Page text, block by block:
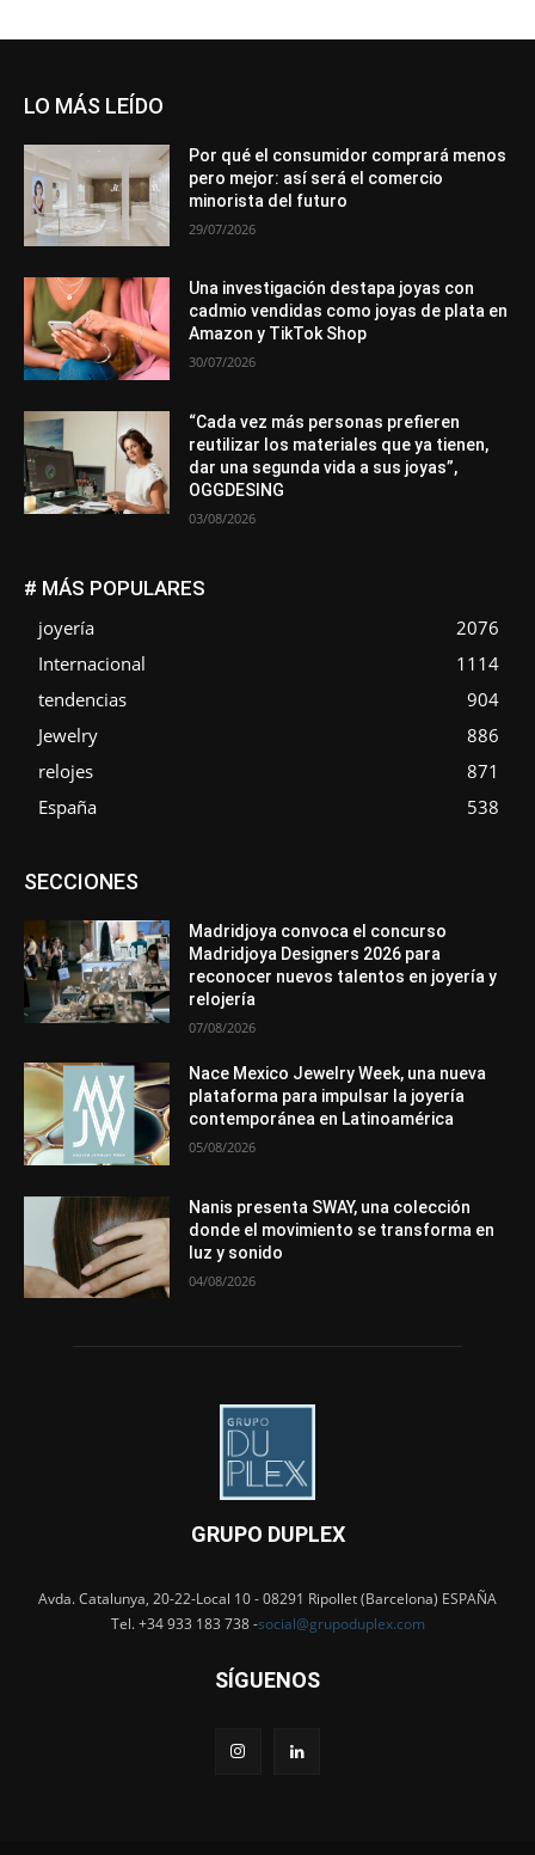
LO MÁS LEÍDO
Por qué el consumidor comprará menos
pero mejor: así será el comercio
minorista del futuro
29/07/2026
Una investigación destapa joyas con
cadmio vendidas como joyas de plata en
Amazon y TikTok Shop
30/07/2026
“Cada vez más personas prefieren
reutilizar los materiales que ya tienen,
dar una segunda vida a sus joyas”,
OGGDESING
03/08/2026
# MÁS POPULARES
joyería
2076
Internacional
1114
tendencias
904
Jewelry
886
relojes
871
España
538
SECCIONESAsociaciones
Entrevistas
Mundo Técnico
Novedades Opiniones
Perspectiva
Premios
Secciones Sin categoría
Más
Madridjoya convoca el concurso
Madridjoya Designers 2026 para
reconocer nuevos talentos en joyería y
relojería
07/08/2026
Nace Mexico Jewelry Week, una nueva
plataforma para impulsar la joyería
contemporánea en Latinoamérica
05/08/2026
Nanis presenta SWAY, una colección
donde el movimiento se transforma en
luz y sonido
04/08/2026
GRUPO DUPLEX
Avda. Catalunya, 20-22-Local 10 - 08291 Ripollet (Barcelona) ESPAÑA
Tel. +34 933 183 738 -social@grupoduplex.com
SÍGUENOS